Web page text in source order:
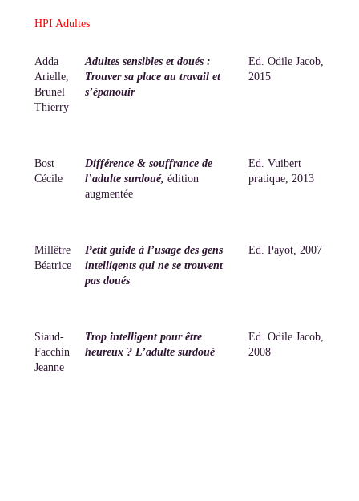
HPI Adultes
Adda
Arielle,
Brunel
Thierry
Adultes sensibles et doués :
Trouver sa place au travail et
s’épanouir
Ed. Odile Jacob,
2015
Bost
Cécile
Différence & souffrance de
l’adulte surdoué, édition
augmentée
Ed. Vuibert
pratique, 2013
Millêtre
Béatrice
Petit guide à l’usage des gens
intelligents qui ne se trouvent
pas doués
Ed. Payot, 2007
Siaud-
Facchin
Jeanne
Trop intelligent pour être
heureux ? L’adulte surdoué
Ed. Odile Jacob,
2008